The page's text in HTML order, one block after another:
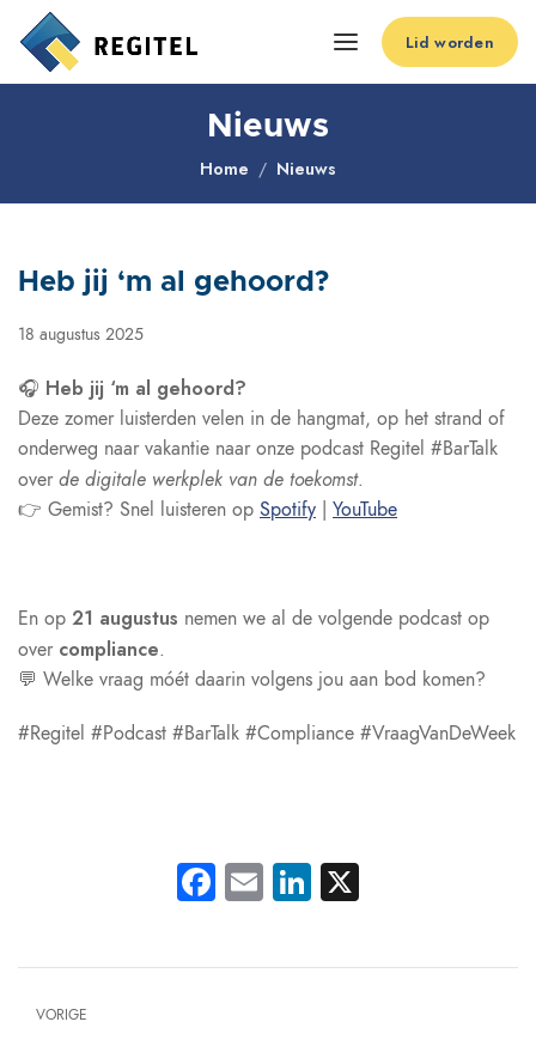
Lid worden
Nieuws
Home Nieuws
Heb jij ‘m al gehoord?
18 augustus 2025
🎧 Heb jij ‘m al gehoord?
Deze zomer luisterden velen in de hangmat, op het strand of
onderweg naar vakantie naar onze podcast Regitel #BarTalk
overde digitale werkplek van de toekomst.
👉 Gemist? Snel luisteren op Spotify YouTube
En op 21 augustus nemen we al de volgende podcast op
over compliance.
💬 Welke vraag móét daarin volgens jou aan bod komen?
#Regitel #Podcast #BarTalk #Compliance #VraagVanDeWeek
Facebook
EmailLinkedIn
VORIGE